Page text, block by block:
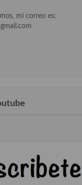
mi correo es: